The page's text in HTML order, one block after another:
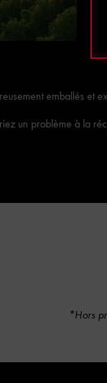
emballés et
un problème à la
*Hors